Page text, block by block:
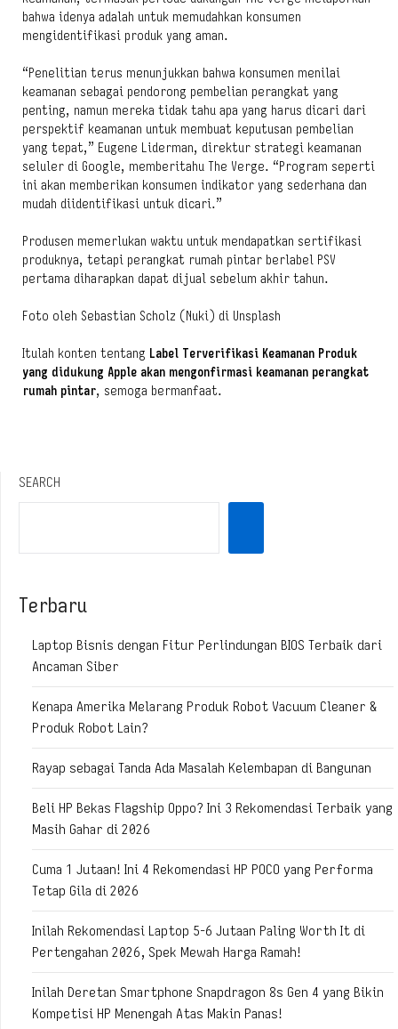
bahwa idenya adalah untuk memudahkan konsumen
mengidentifikasi produk yang aman.
“Penelitian terus menunjukkan bahwa konsumen menilai
keamanan sebagai pendorong pembelian perangkat yang
penting, namun mereka tidak tahu apa yang harus dicari dari
perspektif keamanan untuk membuat keputusan pembelian
yang tepat,” Eugene Liderman, direktur strategi keamanan
seluler di Google, memberitahu The Verge. “Program seperti
ini akan memberikan konsumen indikator yang sederhana dan
mudah diidentifikasi untuk dicari.”
Produsen memerlukan waktu untuk mendapatkan sertifikasi
produknya, tetapi perangkat rumah pintar berlabel PSV
pertama diharapkan dapat dijual sebelum akhir tahun.
Foto oleh Sebastian Scholz (Nuki) di Unsplash
Itulah konten tentang Label Terverifikasi Keamanan Produk
yang didukung Apple akan mengonfirmasi keamanan perangkat
rumah pintar, semoga bermanfaat.
SEARCH
Terbaru
Laptop Bisnis dengan Fitur Perlindungan BIOS Terbaik dari
Ancaman Siber
Kenapa Amerika Melarang Produk Robot Vacuum Cleaner &
Produk Robot Lain?
Rayap sebagai Tanda Ada Masalah Kelembapan di Bangunan
Beli HP Bekas Flagship Oppo? Ini 3 Rekomendasi Terbaik yang
Masih Gahar di 2026
Cuma 1 Jutaan! Ini 4 Rekomendasi HP POCO yang Performa
Tetap Gila di 2026
Inilah Rekomendasi Laptop 5-6 Jutaan Paling Worth It di
Pertengahan 2026, Spek Mewah Harga Ramah!
Inilah Deretan Smartphone Snapdragon 8s Gen 4 yang Bikin
Kompetisi HP Menengah Atas Makin Panas!